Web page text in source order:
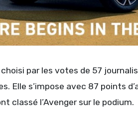
par les votes de 57
Elle s’impose avec 87 points
classé l’Avenger sur le podium.